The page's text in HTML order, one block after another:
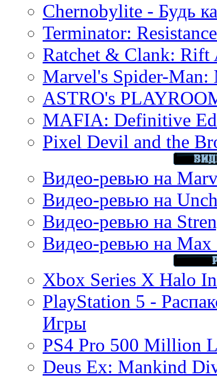
Chernobylite - Будь
Terminator:
Ratchet & Clank: Rift
Marvel's Spider-Man:
ASTRO's
MAFIA: Definitive
Pixel Devil and the
Видео-ревью на
Видео-ревью на
Видео-ревью на
Видео-ревью на Max
Xbox Series X Halo
PlayStation 5 -
Игры
PS4 Pro 500 Million
Deus Ex: Mankind